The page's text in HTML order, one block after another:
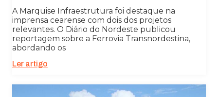
A Marquise Infraestrutura foi destaque na
imprensa cearense com dois dos projetos
relevantes. O Diário do Nordeste publicou
reportagem sobre a Ferrovia Transnordestina,
abordando os
Ler artigo